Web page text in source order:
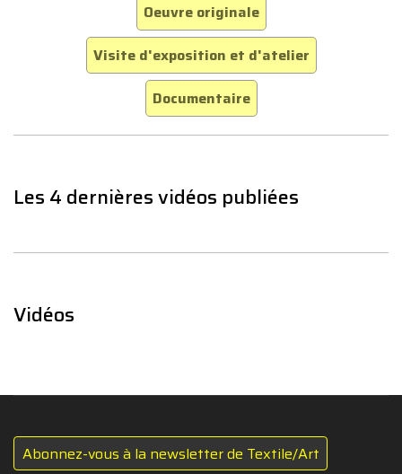
Oeuvre originale
Visite d'exposition et d'atelier
Documentaire
Les 4 dernières vidéos publiées
Vidéos
Abonnez-vous à la newsletter de Textile/Art